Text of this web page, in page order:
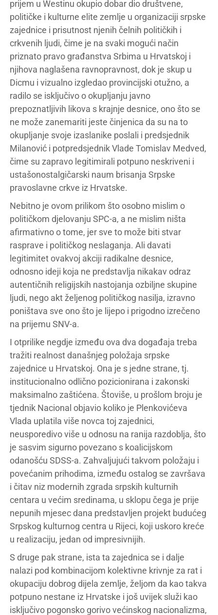
prijem u Westinu okupio dobar dio društvene,
političke i kulturne elite zemlje u organizaciji srpske
zajednice i prisutnost njenih čelnih političkih i
crkvenih ljudi, čime je na svaki mogući način
priznato pravo građanstva Srbima u Hrvatskoj i
njihova naglašena ravnopravnost, dok je skup u
Dicmu i vizualno izgledao provincijski otužno, a
radilo se isključivo o okupljanju javno
prepoznatljivih likova s krajnje desnice, ono što se
ne može zanemariti jeste činjenica da su na to
okupljanje svoje izaslanike poslali i predsjednik
Milanović i potpredsjednik Vlade Tomislav Medved,
čime su zapravo legitimirali potpuno neskriveni i
ustašonostalgičarski naum brisanja Srpske
pravoslavne crkve iz Hrvatske.
Nebitno je ovom prilikom što osobno mislim o
političkom djelovanju SPC-a, a ne mislim ništa
afirmativno o tome, jer sve to može biti stvar
rasprave i političkog neslaganja. Ali davati
legitimitet ovakvoj akciji radikalne desnice,
odnosno ideji koja ne predstavlja nikakav odraz
autentičnih religijskih nastojanja ozbiljne skupine
ljudi, nego akt željenog političkog nasilja, izravno
poništava sve ono što je lijepo i prigodno izrečeno
na prijemu SNV-a.
I otprilike negdje između ova dva događaja treba
tražiti realnost današnjeg položaja srpske
zajednice u Hrvatskoj. Ona je s jedne strane, tj.
institucionalno odlično pozicionirana i zakonski
maksimalno zaštićena. Štoviše, u prošlom broju je
tjednik Nacional objavio koliko je Plenkovićeva
Vlada uplatila više novca toj zajednici,
neusporedivo više u odnosu na ranija razdoblja, što
je sasvim sigurno povezano s koalicijskom
odanošću SDSS-a. Zahvaljujući takvom položaju i
povećanim prihodima, između ostalog se završava
i čitav niz modernih zgrada srpskih kulturnih
centara u većim sredinama, u sklopu čega je prije
nepunih mjesec dana predstavljen projekt budućeg
Srpskog kulturnog centra u Rijeci, koji uskoro kreće
u realizaciju, jedan od impresivnijih.
S druge pak strane, ista ta zajednica se i dalje
nalazi pod kombinacijom kolektivne krivnje za rat i
okupaciju dobrog dijela zemlje, željom da kao takva
potpuno nestane iz Hrvatske i još uvijek služi kao
isključivo pogonsko gorivo većinskog nacionalizma,